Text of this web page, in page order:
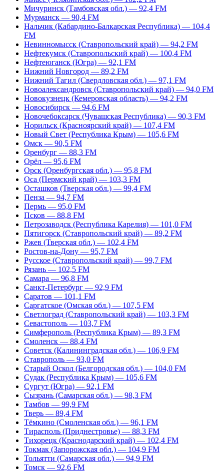
Мичуринск (Тамбовская обл.) — 92,4 FM
Мурманск — 90,4 FM
Нальчик (Кабардино-Балкарская Республика) — 104,4
FM
Невинномысск (Ставропольский край) — 94,2 FM
Нефтекумск (Ставропольский край) — 100,4 FM
Нефтеюганск (Югра) — 92,1 FM
Нижний Новгород — 89,2 FM
Нижний Тагил (Свердловская обл.) — 97,1 FM
Новоалександровск (Ставропольский край) — 94,0 FM
Новокузнецк (Кемеровская область) — 94,2 FM
Новосибирск — 94,6 FM
Новочебоксарск (Чувашская Республика) — 90,3 FM
Норильск (Красноярский край) — 107,4 FM
Новый Свет (Республика Крым) — 105,6 FM
Омск — 90,5 FM
Оренбург — 88,3 FM
Орёл — 95,6 FM
Орск (Оренбургская обл.) — 95,8 FM
Оса (Пермский край) — 103,3 FM
Осташков (Тверская обл.) — 99,4 FM
Пенза — 94,7 FM
Пермь — 95,0 FM
Псков — 88,8 FM
Петрозаводск (Республика Карелия) — 101,0 FM
Пятигорск (Ставропольский край) — 89,2 FM
Ржев (Тверская обл.) — 102,4 FM
Ростов-на-Дону — 95,7 FM
Русское (Ставропольский край) — 99,7 FM
Рязань — 102,5 FM
Самара — 96,8 FM
Санкт-Петербург — 92,9 FM
Саратов — 101,1 FM
Саргатское (Омская обл.) — 107,5 FM
Светлоград (Ставропольский край) — 103,3 FM
Севастополь — 103,7 FM
Симферополь (Республика Крым) — 89,3 FM
Смоленск — 88,4 FM
Советск (Калининградская обл.) — 106,9 FM
Ставрополь — 93,0 FM
Старый Оскол (Белгородская обл.) — 104,0 FM
Судак (Республика Крым) — 105,6 FM
Сургут (Югра) — 92,1 FM
Сызрань (Самарская обл.) — 98,3 FM
Тамбов — 99,9 FM
Тверь — 89,4 FM
Тёмкино (Смоленская обл.) — 96,1 FM
Тирасполь (Приднестровье) — 88,3 FM
Тихорецк (Краснодарский край) — 102,4 FM
Токмак (Запорожская обл.) — 104,9 FM
Тольятти (Самарская обл.) — 94,9 FM
Томск — 92,6 FM